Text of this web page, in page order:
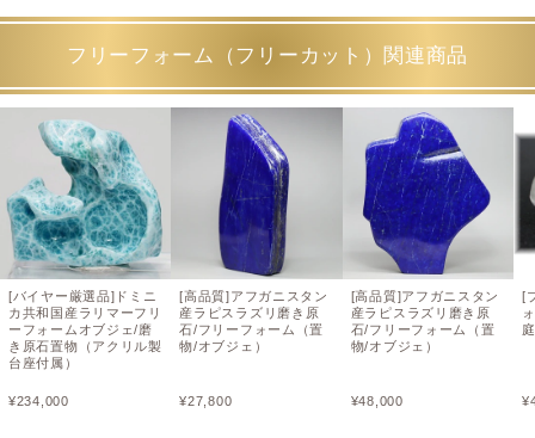
フリーフォーム（フリーカット）関連商品
[バイヤー厳選品]ドミニ
カ共和国産ラリマーフリ
ーフォームオブジェ/磨
き原石置物（アクリル製
台座付属）
¥234,000
[高品質]アフガニスタン
産ラピスラズリ磨き原
石/フリーフォーム（置
物/オブジェ）
¥27,800
[高品質]アフガニスタン
産ラピスラズリ磨き原
石/フリーフォーム（置
物/オブジェ）
¥48,000
[
¥